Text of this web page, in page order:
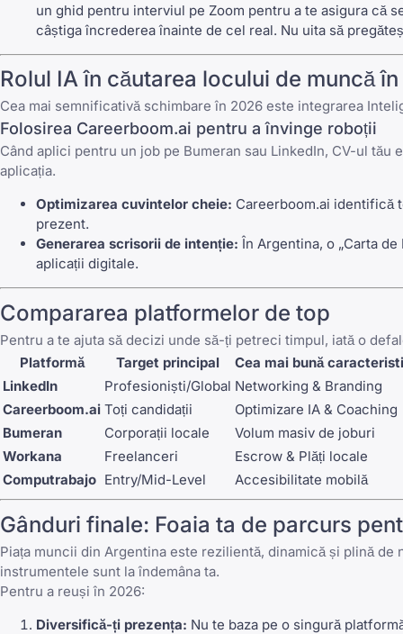
un ghid pentru interviul pe Zoom pentru a te asigura că
câștiga încrederea înainte de cel real. Nu uita să
Rolul IA în căutarea locului de muncă
Cea mai semnificativă schimbare în 2026 este integrarea
Folosirea Careerboom.ai pentru a învinge roboții
Când aplici pentru un job pe Bumeran sau LinkedIn, CV-ul tău
aplicația.
Optimizarea cuvintelor cheie: Careerboom.ai identifică
prezent.
Generarea scrisorii de intenție: În Argentina, o „Carta
aplicații digitale.
Compararea platformelor de top
Pentru a te ajuta să decizi unde să-ți petreci timpul, iată o
Platformă
Target principal
Cea mai bună
LinkedIn
Profesioniști/Global Networking & Branding
Careerboom.ai Toți candidații
Optimizare IA & Coaching
Bumeran
Corporații locale
Volum masiv de joburi
Workana
Freelanceri
Escrow & Plăți locale
Computrabajo Entry/Mid-Level Accesibilitate mobilă
Gânduri finale: Foaia ta de parcurs
Piața muncii din Argentina este rezilientă, dinamică și plină
instrumentele sunt la îndemâna ta.
Pentru a reuși în 2026:
Diversifică-ți prezența: Nu te baza pe o singură